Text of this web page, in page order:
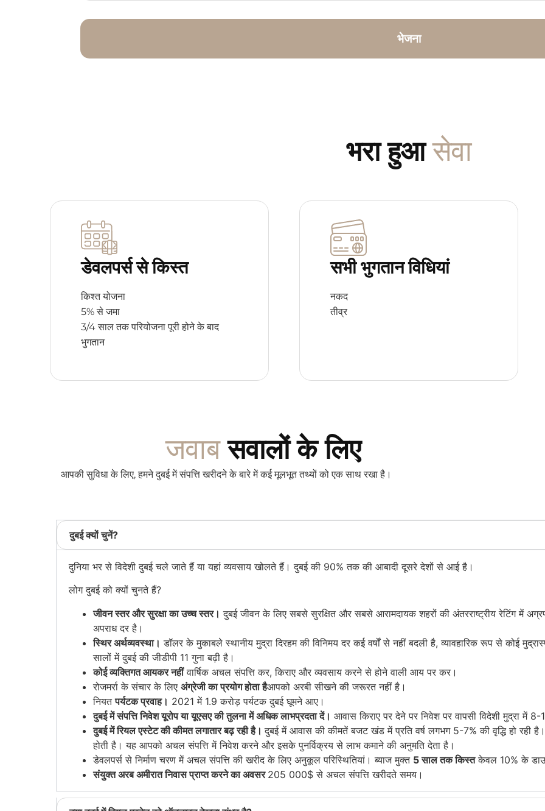
भेजना
भरा हुआसेवा
डेवलपर्स से किस्त
किश्त योजना
5% से जमा
3/4 साल तक परियोजना पूरी होने के बाद
भुगतान
सभी भुगतान विधियां
नकद
तीव्र
जवाबसवालों के लिए
आपकी सुविधा के लिए, हमने दुबई में संपत्ति खरीदने के बारे में कई मूलभूत तथ्यों को एक साथ रखा है।
दुबई क्यों चुनें?
दुनिया भर से विदेशी दुबई चले जाते हैं या यहां व्यवसाय खोलते हैं। दुबई की 90% तक की आबादी दूसरे देशों से आई है।
लोग दुबई को क्यों चुनते हैं?
जीवन स्तर और सुरक्षा का उच्च स्तर। दुबई जीवन के लिए सबसे सुरक्षित और सबसे आरामदायक शहरों की अंतरराष्ट्रीय रेटिंग में
अपराध दर है।
स्थिर अर्थव्यवस्था। डॉलर के मुकाबले स्थानीय मुद्रा दिरहम की विनिमय दर कई वर्षों से नहीं बदली है, व्यावहारिक रूप से कोई
सालों में दुबई की जीडीपी 11 गुना बढ़ी है।
कोई व्यक्तिगत आयकर नहींवार्षिक अचल संपत्ति कर, किराए और व्यवसाय करने से होने वाली आय पर कर।
रोजमर्रा के संचार के लिए अंग्रेजी का प्रयोग होता हैआपको अरबी सीखने की जरूरत नहीं है।
नियतपर्यटक प्रवाह। 2021 में 1.9 करोड़ पर्यटक दुबई घूमने आए।
दुबई में संपत्ति निवेशयूरोप या यूएसए की तुलना में अधिक लाभप्रदता दें। आवास किराए पर देने पर निवेश पर वापसी विदेशी मुद्रा में
दुबई में रियल एस्टेट की कीमत लगातार बढ़ रही है।दुबई में आवास की कीमतेंबजट खंड में प्रति वर्ष लगभग 5-7% की वृद्धि हो रही
होती है। यह आपको अचल संपत्ति में निवेश करने और इसके पुनर्विक्रय से लाभ कमाने की अनुमति देता है।
डेवलपर्स से निर्माण चरण में अचल संपत्ति की खरीद के लिए अनुकूल परिस्थितियां। ब्याज मुक्त 5 साल तक किस्तकेवल 10% के
संयुक्त अरब अमीरात निवास प्राप्त करने का अवसर 205 000$ से अचल संपत्ति खरीदते समय।